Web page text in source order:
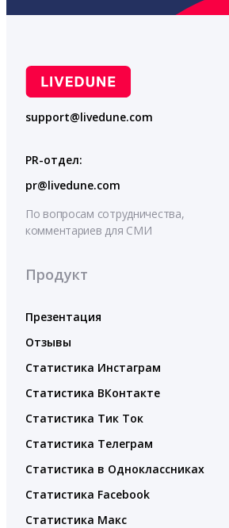
support@livedune.com
PR-отдел:
pr@livedune.com
По вопросам сотрудничества,
комментариев для СМИ
Продукт
Презентация
Отзывы
Статистика Инстаграм
Статистика ВКонтакте
Статистика Тик Ток
Статистика Телеграм
Статистика в Одноклассниках
Статистика Facebook
Статистика Макс